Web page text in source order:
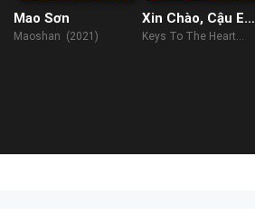
Mao Sơn
Maoshan (2021)
Xin Chào, Cậu Em
Khác Người!
Keys To The Heart